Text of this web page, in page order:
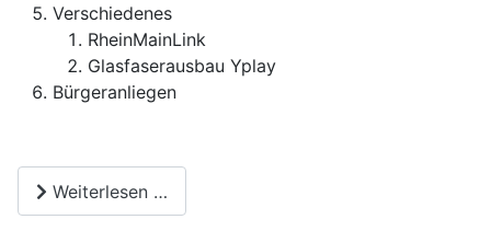
Verschiedenes
RheinMainLink
Glasfaserausbau Yplay
Bürgeranliegen
Weiterlesen …